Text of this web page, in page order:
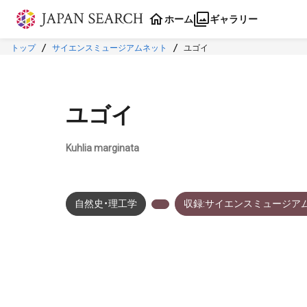
本文に飛ぶ
ホーム ギャラリー
トップ サイエンスミュージアムネット ユゴイ
ユゴイ
Kuhlia marginata
自然史・理工学 収録:サイエンスミュージア